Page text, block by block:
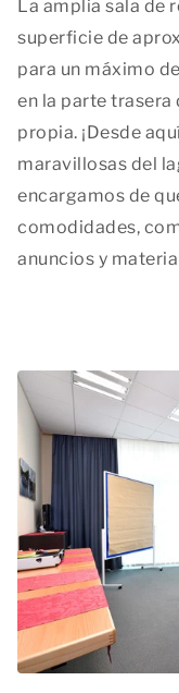
La amplia sala de
superficie de
para un máximo
en la parte trasera
propia. ¡Desde
maravillosas del
encargamos de
comodidades,
anuncios y